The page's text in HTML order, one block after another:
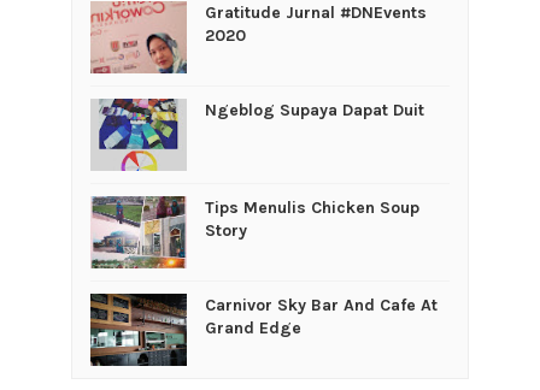
Gratitude Jurnal #DNEvents
2020
Ngeblog Supaya Dapat Duit
Tips Menulis Chicken Soup
Story
Carnivor Sky Bar And Cafe At
Grand Edge